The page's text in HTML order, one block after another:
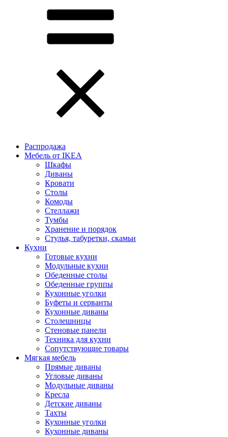
Распродажа
Мебель от IKEA
Шкафы
Диваны
Кровати
Столы
Комоды
Стеллажи
Тумбы
Хранение и порядок
Стулья, табуретки, скамьи
Кухни
Готовые кухни
Модульные кухни
Обеденные столы
Обеденные группы
Кухонные уголки
Буфеты и серванты
Кухонные диваны
Столешницы
Стеновые панели
Техника для кухни
Сопутствующие товары
Мягкая мебель
Прямые диваны
Угловые диваны
Модульные диваны
Кресла
Детские диваны
Тахты
Кухонные уголки
Кухонные диваны